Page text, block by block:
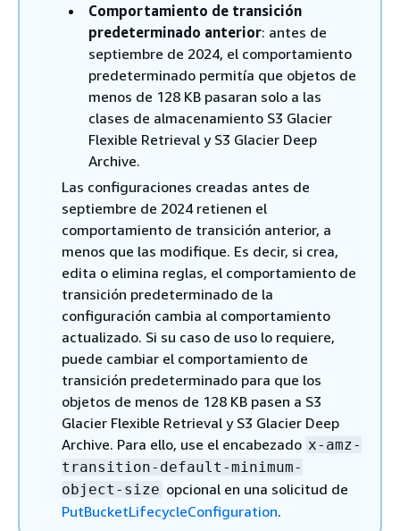
Comportamiento de transición
predeterminado anterior: antes de
septiembre de 2024, el comportamiento
predeterminado permitía que objetos de
menos de 128 KB pasaran solo a las
clases de almacenamiento S3 Glacier
Flexible Retrieval y S3 Glacier Deep
Archive.
Las configuraciones creadas antes de
septiembre de 2024 retienen el
comportamiento de transición anterior, a
menos que las modifique. Es decir, si crea,
edita o elimina reglas, el comportamiento de
transición predeterminado de la
configuración cambia al comportamiento
actualizado. Si su caso de uso lo requiere,
puede cambiar el comportamiento de
transición predeterminado para que los
objetos de menos de 128 KB pasen a S3
Glacier Flexible Retrieval y S3 Glacier Deep
Archive. Para ello, use el encabezado x-amz-
transition-default-minimum-
object-size opcional en una solicitud de
PutBucketLifecycleConfiguration.